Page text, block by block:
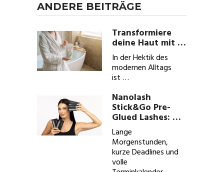
ANDERE BEITRÄGE
Transformiere
deine Haut mit …
In der Hektik des
modernen Alltags
ist …
Nanolash
Stick&Go Pre-
Glued Lashes: …
Lange
Morgenstunden,
kurze Deadlines und
volle